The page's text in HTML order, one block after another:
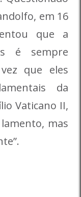
em 16
que a
é sempre
que eles
da
Vaticano II,
mas